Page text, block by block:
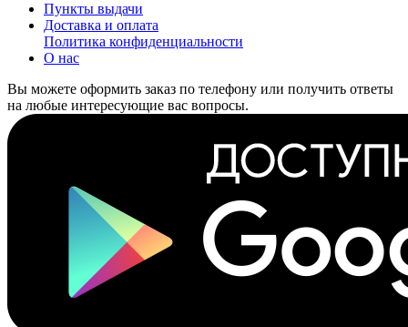
Пункты выдачи
Доставка и оплата
Политика конфиденциальности
О нас
Вы можете оформить заказ по телефону или получить ответы
на любые интересующие вас вопросы.